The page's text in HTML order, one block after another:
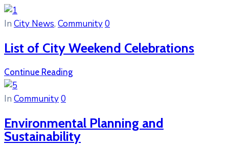
In City News‚ Community0
List of City Weekend Celebrations
Continue Reading
In Community0
Environmental Planning and
Sustainability